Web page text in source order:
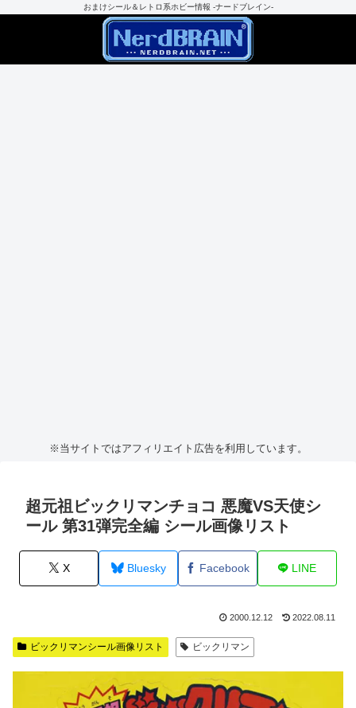
おまけシール＆レトロ系ホビー情報 -ナードブレイン-
※当サイトではアフィリエイト広告を利用しています。
超元祖ビックリマンチョコ 悪魔VS天使シ
ール 第31弾完全編 シール画像リスト
X Bluesky Facebook LINE
2000.12.12 2022.08.11
ビックリマンシール画像リスト ビックリマン